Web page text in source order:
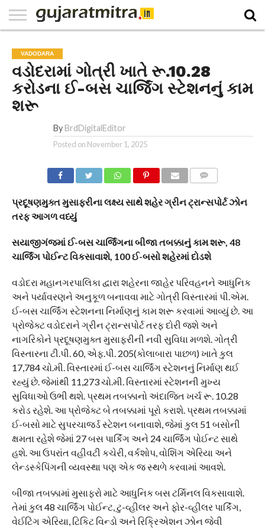
PAPER
NATIONAL
WORLD
BUSINESS
SPORTS
GUJARAT
OPINION
MORE
VADODARA
વડોદરામાં ગોત્રી ખાતે રૂ.10.28
કરોડના ઈ-બસ ચાર્જિંગ સ્ટેશનનું કામ
શરૂ
By BrdDigitalEditor
Posted on November 1, 2025
પ્રદૂષણમુક્ત મુસાફરીના લક્ષ્ય સાથે શહેર ગ્રીન ટ્રાન્સપોર્ટ ઝોન
તરફ આગળ વધ્યું
સયાજીગંજમાં ઈ-બસ ચાર્જિંગના બીજા તબક્કાનું કામ શરૂ, 48
ચાર્જિંગ પોઈન્ટ વિકસાવાશે, 100 ઈ-બસો શહેરમાં દોડશે
વડોદરા મહાનગરપાલિકા દ્વારા શહેરના જાહેર પરિવહનને આધુનિક
અને પર્યાવરણને અનુકૂળ બનાવવા માટે ગોત્રી વિસ્તારમાં પી.એમ.
ઈ-બસ ચાર્જિંગ સ્ટેશનના નિર્માણનું કામ શરૂ કરવામાં આવ્યું છે. આ
પ્રોજેક્ટ વડોદરાને ગ્રીન ટ્રાન્સપોર્ટ તરફ દોરી જશે અને
નાગરિકોને પ્રદૂષણમુક્ત મુસાફરીની નવી સુવિધા મળશે. ગોત્રી
વિસ્તારના ટી.પી. 60, એફ.પી. 205(કોલાબારા પાછળ) ખાતે કુલ
17,784 ચો.મી. વિસ્તારમાં ઈ-બસ ચાર્જિંગ સ્ટેશનનું નિર્માણ થઈ
રહ્યું છે. જેમાંથી 11,273 ચો.મી. વિસ્તારમાં સ્ટેશનની મુખ્ય
સુવિધાઓ ઉભી થશે. પ્રથમ તબક્કાનો અંદાજિત ખર્ચ રૂ. 10.28
કરોડ રહેશે. આ પ્રોજેક્ટ બે તબક્કામાં પૂરો કરાશે. પ્રથમ તબક્કામાં
ઈ-બસો માટે સુપરચાર્જ્ડ સ્ટેશન બનાવાશે, જેમાં કુલ 51 બસોની
ક્ષમતા રહેશે જેમાં 27 બસ પાર્કિંગ અને 24 ચાર્જિંગ પોઈન્ટ સાથે
હશે. આ ઉપરાંત વહીવટી કચેરી, વર્કશોપ, વોશિંગ એરિયા અને
લેન્ડસ્કેપિંગની વ્યવસ્થા પણ એક જ સ્થળે કરવામાં આવશે.
બીજા તબક્કામાં મુસાફરો માટે આધુનિક બસ ટર્મિનલ વિકસાવાશે.
તેમાં કુલ 48 ચાર્જિંગ પોઈન્ટ, ટુ-વ્હીલર અને ફોર-વ્હીલર પાર્કિંગ,
વેઈટિંગ એરિયા, ટિકિટ વિન્ડો અને રિક્રિએશન ઝોન જેવી